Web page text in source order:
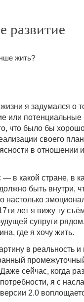
развитие
жить?
я задумался о
или
что было бы
своего
в отношении
в какой стране, в
быть внутри,
настолько
лет я вижу ту
супруги
где я хочу жить.
в реальность и
сейчас, когда
я с
2.0